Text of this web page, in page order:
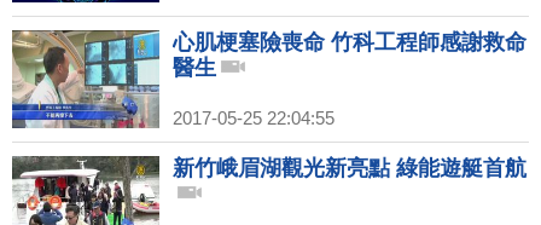
心肌梗塞險喪命 竹科工程師感謝救命
醫生
2017-05-25 22:04:55
新竹峨眉湖觀光新亮點 綠能遊艇首航